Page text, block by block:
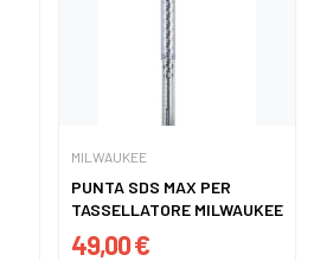
MILWAUKEE
PUNTA SDS MAX PER
TASSELLATORE MILWAUKEE
49,00 €